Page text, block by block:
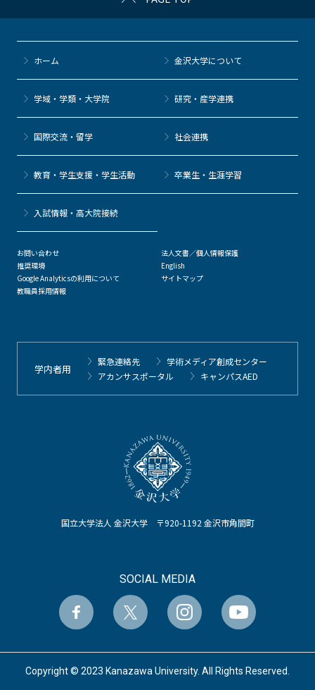
国立大学法人 金沢大学 〒920-1192 金沢市角間町
SOCIAL MEDIA
ホーム 金沢大学について
学域・学類・大学院 研究・産学連携
国際交流・留学 社会連携
教育・学生支援・学生活動 卒業生・生涯学習
⼊試情報・高大院接続
お問い合わせ
推奨環境
Google Analyticsの利用について
教職員採用情報
法人文書／個人情報保護
English
サイトマップ
学内者用
緊急連絡先
学術メディア創成センター
アカンサスポータル
キャンパスAED
Copyright © 2023 Kanazawa University. All Rights Reserved.